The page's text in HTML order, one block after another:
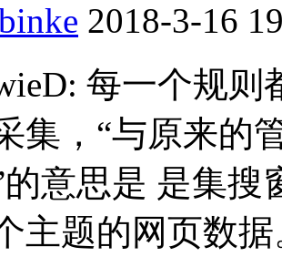
2018-3-16
每一个规
集，“与原来的
的意思是 是集搜
主题的网页数据